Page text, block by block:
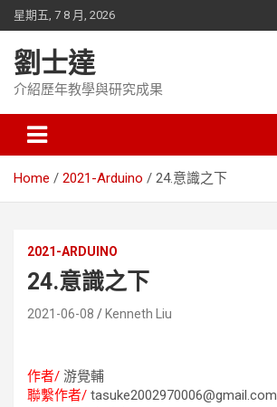
Skip
to
content
星期五, 7 8 月, 2026
劉士達
介紹歷年教學與研究成果
Home 2021-Arduino 24.意識之下
2021-ARDUINO
24.意識之下
2021-06-08 Kenneth Liu
作者/ 游覺輔
聯繫作者/ tasuke2002970006@gmail.com